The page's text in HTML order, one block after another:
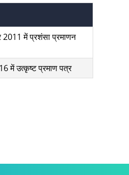
2011 में प्रशंसा प्रमाणन
में उत्कृष्ट प्रमाण पत्र